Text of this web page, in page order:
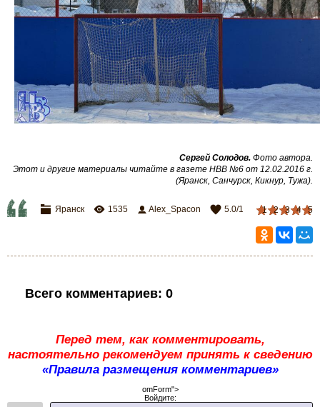
Сергей Солодов. Фото автора.
Этот и другие материалы читайте в газете НВВ №6 от 12.02.2016 г.
(Яранск, Санчурск, Кикнур, Тужа)
1 2 3 4 5
Яранск 1535 Alex_Spacon 5.0/1
Всего комментариев: 0
Перед тем, как комментировать,
настоятельно рекомендуем принять к сведению
«Правила размещения комментариев»
omForm">
Войдите: